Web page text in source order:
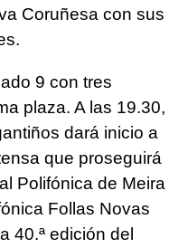
Coruñesa con sus
9 con tres
plaza. A las 19.30,
dará inicio a
que proseguirá
Polifónica de Meira
Follas Novas
40.ª edición del